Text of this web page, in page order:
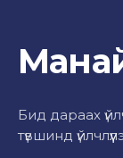
Манай
Бид дараах
түвшинд